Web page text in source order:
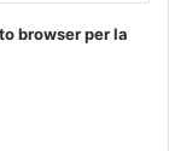
browser per la